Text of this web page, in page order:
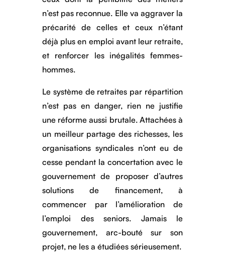
n’est pas reconnue. Elle va aggraver la
précarité de celles et ceux n’étant
déjà plus en emploi avant leur retraite,
et renforcer les inégalités femmes-
hommes.
Le système de retraites par répartition
n’est pas en danger, rien ne justifie
une réforme aussi brutale. Attachées à
un meilleur partage des richesses, les
organisations syndicales n’ont eu de
cesse pendant la concertation avec le
gouvernement de proposer d’autres
solutions de financement, à
commencer par l’amélioration de
l’emploi des seniors. Jamais le
gouvernement, arc-bouté sur son
projet, ne les a étudiées sérieusement.